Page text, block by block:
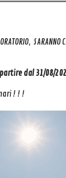
120 fps, per
SARANNO
dal 31/08/
! ! !